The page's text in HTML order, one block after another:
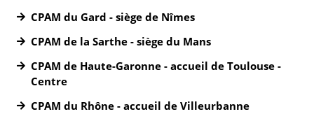
CPAM du Gard - siège de Nîmes
CPAM de la Sarthe - siège du Mans
CPAM de Haute-Garonne - accueil de Toulouse -
Centre
CPAM du Rhône - accueil de Villeurbanne